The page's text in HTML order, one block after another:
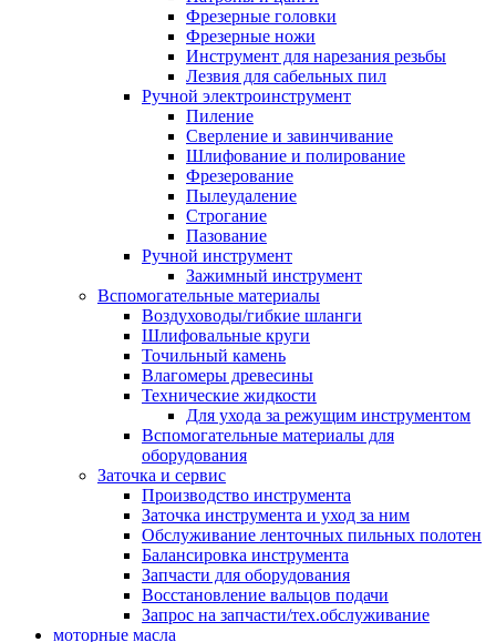
Фрезерные головки
Фрезерные ножи
Инструмент для нарезания резьбы
Лезвия для сабельных пил
Ручной электроинструмент
Пиление
Сверление и завинчивание
Шлифование и полирование
Фрезерование
Пылеудаление
Строгание
Пазование
Ручной инструмент
Зажимный инструмент
Вспомогательные материалы
Воздуховоды/гибкие шланги
Шлифовальные круги
Точильный камень
Влагомеры древесины
Технические жидкости
Для ухода за режущим инструментом
Вспомогательные материалы для
оборудования
Заточка и сервис
Производство инструмента
Заточка инструмента и уход за ним
Обслуживание ленточных пильных полотен
Балансировка инструмента
Запчасти для оборудования
Восстановление вальцов подачи
Запрос на запчасти/тех.обслуживание
моторные масла